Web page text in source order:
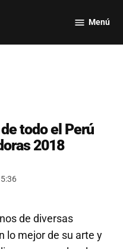
Perú
Menú
todo el Perú
2018
de diversas
lo mejor de su arte y